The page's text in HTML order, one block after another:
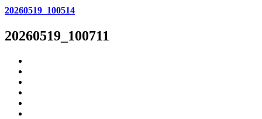
20260519_100514
20260519_100711